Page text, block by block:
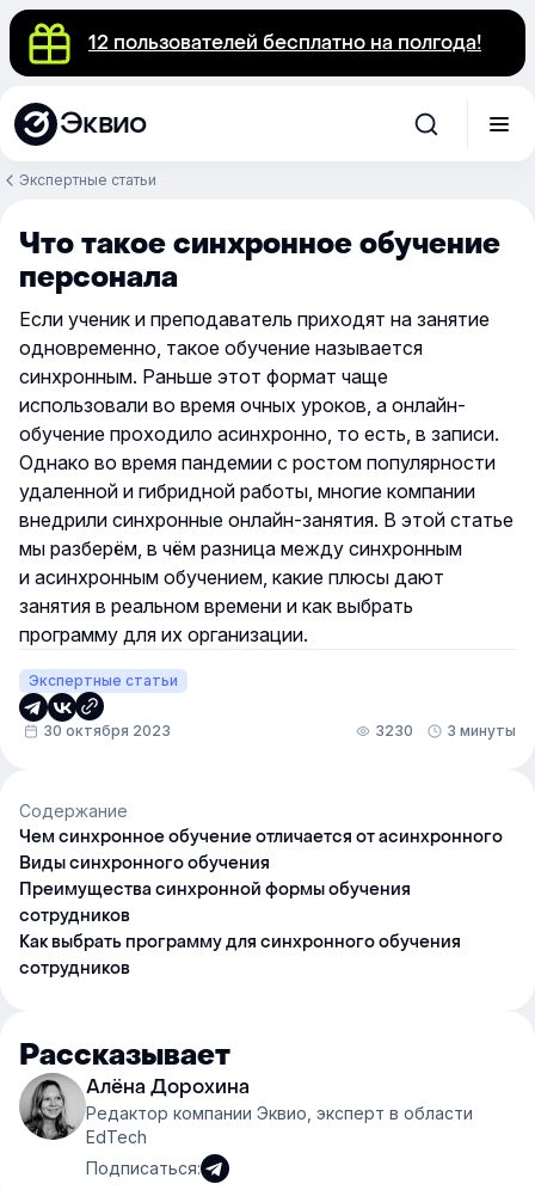
12 пользователей бесплатно на полгода!
Эквио
Экспертные статьи
Что такое синхронное обучение
персонала
Если ученик и преподаватель приходят на занятие
одновременно, такое обучение называется
синхронным. Раньше этот формат чаще
использовали во время очных уроков, а онлайн-
обучение проходило асинхронно, то есть, в записи.
Однако во время пандемии с ростом популярности
удаленной и гибридной работы, многие компании
внедрили синхронные онлайн-занятия. В этой статье
мы разберём, в чём разница между синхронным
и асинхронным обучением, какие плюсы дают
занятия в реальном времени и как выбрать
программу для их организации.
Экспертные статьи
30 октября 2023 3230 3 минуты
Содержание
Чем синхронное обучение отличается от асинхронного
Виды синхронного обучения
Преимущества синхронной формы обучения
сотрудников
Как выбрать программу для синхронного обучения
сотрудников
Рассказывает
Алёна Дорохина
Редактор компании Эквио, эксперт в области
EdTech
Подписаться: